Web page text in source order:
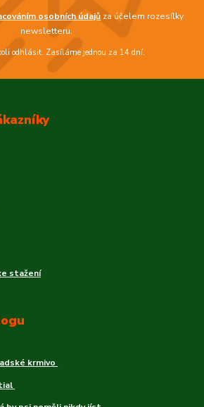
osobních údajů za účelem rozesílky
newsletteru.
odhlásit. Zasíláme jednou za 14 dní.
stažení
krmivo